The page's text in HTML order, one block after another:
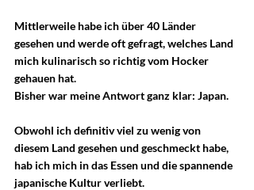
Mittlerweile habe ich über 40 Länder
gesehen und werde oft gefragt, welches Land
mich kulinarisch so richtig vom Hocker
gehauen hat.
Bisher war meine Antwort ganz klar: Japan.
Obwohl ich definitiv viel zu wenig von
diesem Land gesehen und geschmeckt habe,
hab ich mich in das Essen und die spannende
japanische Kultur verliebt.